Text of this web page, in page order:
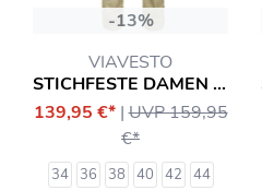
-13%
VIAVESTO
STICHFESTE DAMEN SLIM-HOSE INFANTE
139,95 €* |UVP 159,95
€*
34 36 38 40 42 44